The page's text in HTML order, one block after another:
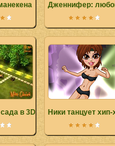
Дженнифер:
в 3D Ники танцует хип-